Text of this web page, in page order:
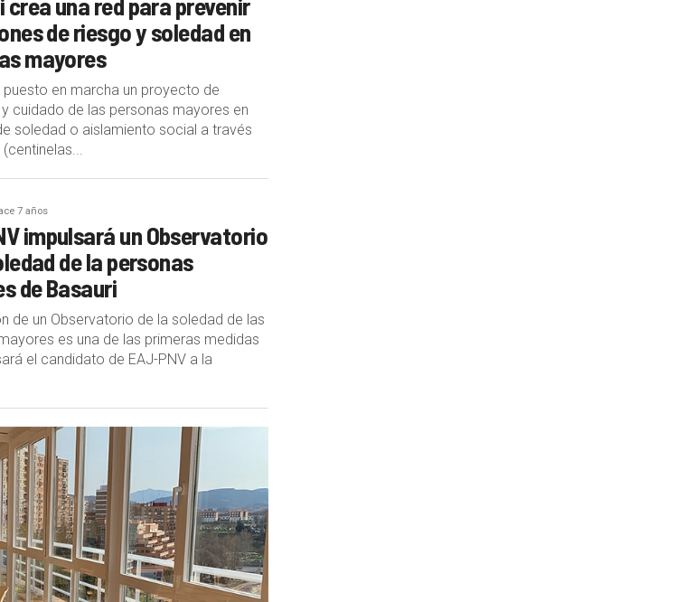
de riesgo y soledad en
mayores
puesto en marcha un proyecto de
cuidado de las personas mayores en
soledad o aislamiento social a través
7 años
impulsará un Observatorio
de la personas
de Basauri
de un Observatorio de la soledad de las
es una de las primeras medidas
el candidato de EAJ-PNV a la